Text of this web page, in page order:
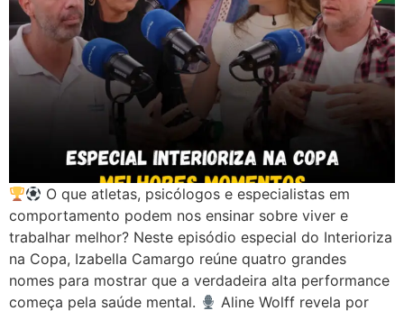
O que atletas, psicólogos e especialistas em
comportamento podem nos ensinar sobre viver e
trabalhar melhor? Neste episódio especial do Interioriza
na Copa, Izabella Camargo reúne quatro grandes
nomes para mostrar que a verdadeira alta performance
começa pela saúde mental.
Aline Wolff revela por